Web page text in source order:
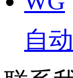
自